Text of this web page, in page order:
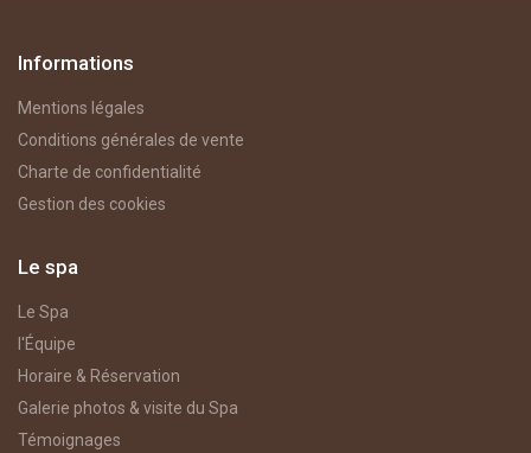
Informations
Mentions légales
Conditions générales de vente
Charte de confidentialité
Gestion des cookies
Le spa
Le Spa
l'Équipe
Horaire & Réservation
Galerie photos & visite du Spa
Témoignages